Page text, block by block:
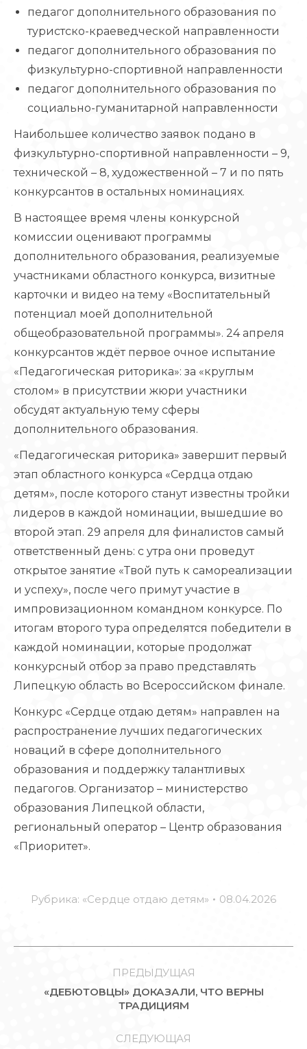
педагог дополнительного образования по
туристско-краеведческой направленности
‍педагог дополнительного образования по
физкультурно-спортивной направленности
педагог дополнительного образования по
социально-гуманитарной направленности
⁣Наибольшее количество заявок подано в
физкультурно-спортивной направленности – 9,
технической – 8, художественной – 7 и по пять
конкурсантов в остальных номинациях.
⁣В настоящее время члены конкурсной
комиссии оценивают программы
дополнительного образования, реализуемые
участниками областного конкурса, визитные
карточки и видео на тему «Воспитательный
потенциал моей дополнительной
общеобразовательной программы». 24 апреля
конкурсантов ждёт первое очное испытание
«Педагогическая риторика»: за «круглым
столом» в присутствии жюри участники
обсудят актуальную тему сферы
дополнительного образования.
⁣«Педагогическая риторика» завершит первый
этап областного конкурса «Сердца отдаю
детям», после которого станут известны тройки
лидеров в каждой номинации, вышедшие во
второй этап. 29 апреля для финалистов самый
ответственный день: с утра они проведут
открытое занятие «Твой путь к самореализации
и успеху», после чего примут участие в
импровизационном командном конкурсе. ⁣По
итогам второго тура определятся победители в
каждой номинации, которые продолжат
конкурсный отбор за право представлять
Липецкую область во Всероссийском финале.
⁣Конкурс «Сердце отдаю детям» направлен на
распространение лучших педагогических
новаций в сфере дополнительного
образования и поддержку талантливых
педагогов. Организатор – министерство
образования Липецкой области,
региональный оператор – Центр образования
«Приоритет».
Рубрика: «Сердце отдаю детям» 08.04.2026
ЗАПИСЯМ
ПРЕДЫДУЩАЯ
Предыдущая
запись:
«ДЕБЮТОВЦЫ» ДОКАЗАЛИ, ЧТО ВЕРНЫ
ТРАДИЦИЯМ
СЛЕДУЮЩАЯ